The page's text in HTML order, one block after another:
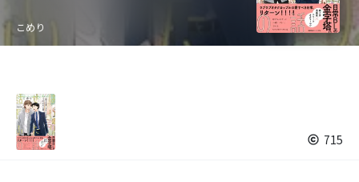
こめり
715